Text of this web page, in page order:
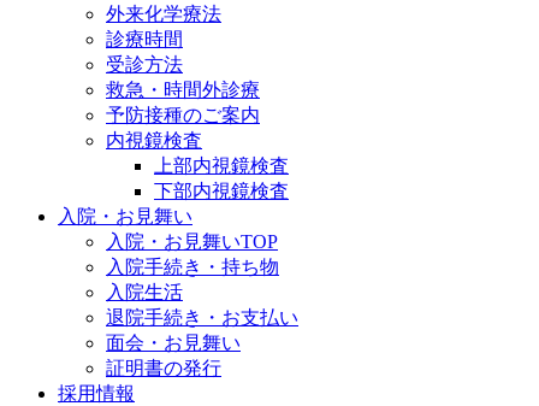
外来化学療法
診療時間
受診方法
救急・時間外診療
予防接種のご案内
内視鏡検査
上部内視鏡検査
下部内視鏡検査
入院・お見舞い
入院・お見舞いTOP
入院手続き・持ち物
入院生活
退院手続き・お支払い
面会・お見舞い
証明書の発行
採用情報